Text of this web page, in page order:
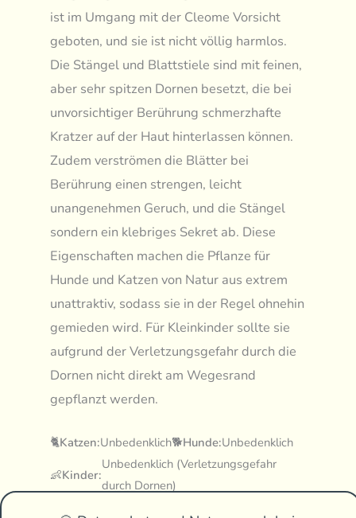
ist im Umgang mit der Cleome Vorsicht
geboten, und sie ist nicht völlig harmlos.
Die Stängel und Blattstiele sind mit feinen,
aber sehr spitzen Dornen besetzt, die bei
unvorsichtiger Berührung schmerzhafte
Kratzer auf der Haut hinterlassen können.
Zudem verströmen die Blätter bei
Berührung einen strengen, leicht
unangenehmen Geruch, und die Stängel
sondern ein klebriges Sekret ab. Diese
Eigenschaften machen die Pflanze für
Hunde und Katzen von Natur aus extrem
unattraktiv, sodass sie in der Regel ohnehin
gemieden wird. Für Kleinkinder sollte sie
aufgrund der Verletzungsgefahr durch die
Dornen nicht direkt am Wegesrand
gepflanzt werden.
🐈Katzen:Unbedenklich🐕Hunde:Unbedenklich
👶Kinder:
Unbedenklich (Verletzungsgefahr
durch Dornen)